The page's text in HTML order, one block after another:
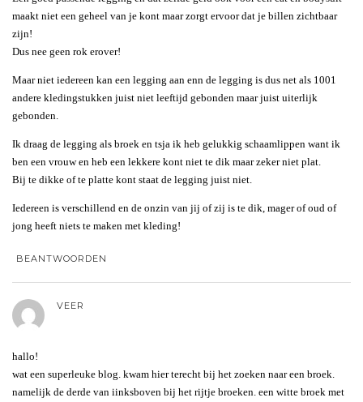
maakt niet een geheel van je kont maar zorgt ervoor dat je billen zichtbaar
zijn!
Dus nee geen rok erover!
Maar niet iedereen kan een legging aan enn de legging is dus net als 1001
andere kledingstukken juist niet leeftijd gebonden maar juist uiterlijk
gebonden.
Ik draag de legging als broek en tsja ik heb gelukkig schaamlippen want ik
ben een vrouw en heb een lekkere kont niet te dik maar zeker niet plat.
Bij te dikke of te platte kont staat de legging juist niet.
Iedereen is verschillend en de onzin van jij of zij is te dik, mager of oud of
jong heeft niets te maken met kleding!
BEANTWOORDEN
VEER
hallo!
wat een superleuke blog. kwam hier terecht bij het zoeken naar een broek.
namelijk de derde van iinksboven bij het rijtje broeken. een witte broek met